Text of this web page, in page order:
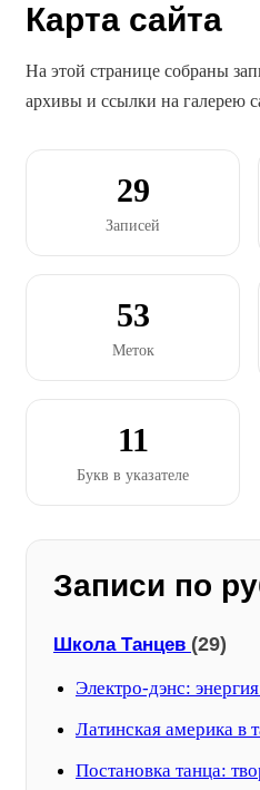
Карта сайта
На этой странице собраны
архивы и ссылки на галерею
29
Записей
53
Меток
11
Букв в указателе
Записи по
Школа Танцев (29)
Электро-дэнс:
Латинская америка в
Постановка танца: